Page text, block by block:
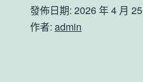
發佈日期: 2026 年 4 月
作者: admin